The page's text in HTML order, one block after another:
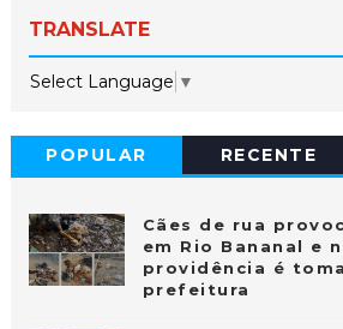
TRANSLATE
Select Language ▼
POPULAR RECENTE
Cães de rua
em Rio Bananal e
providência é
prefeitura